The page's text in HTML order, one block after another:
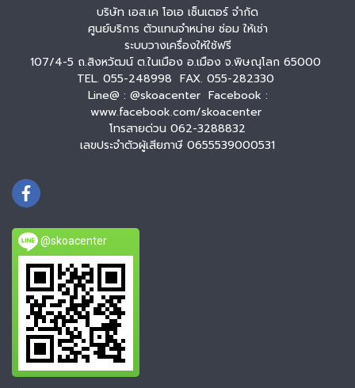
บริษัท เอส.เค โอเอ เซ็นเตอร์ จำกัด
ศูนย์บริการ ตัวแทนจำหน่าย ซ่อม ให้เช่า
ระบบวางเครื่องให้ใช้ฟรี
107/4-5 ถ.สิงหวัฒน์ ต.ในเมือง อ.เมือง จ.พิษณุโลก 65000
TEL. 055-248998 FAX. 055-282330
Line@ : @skoacenter Facebook :
www.facebook.com/skoacenter
โทรสายด่วน 062-3288832
เลขประจำตัวผู้เสียภาษี 0655539000531
@skoacenter